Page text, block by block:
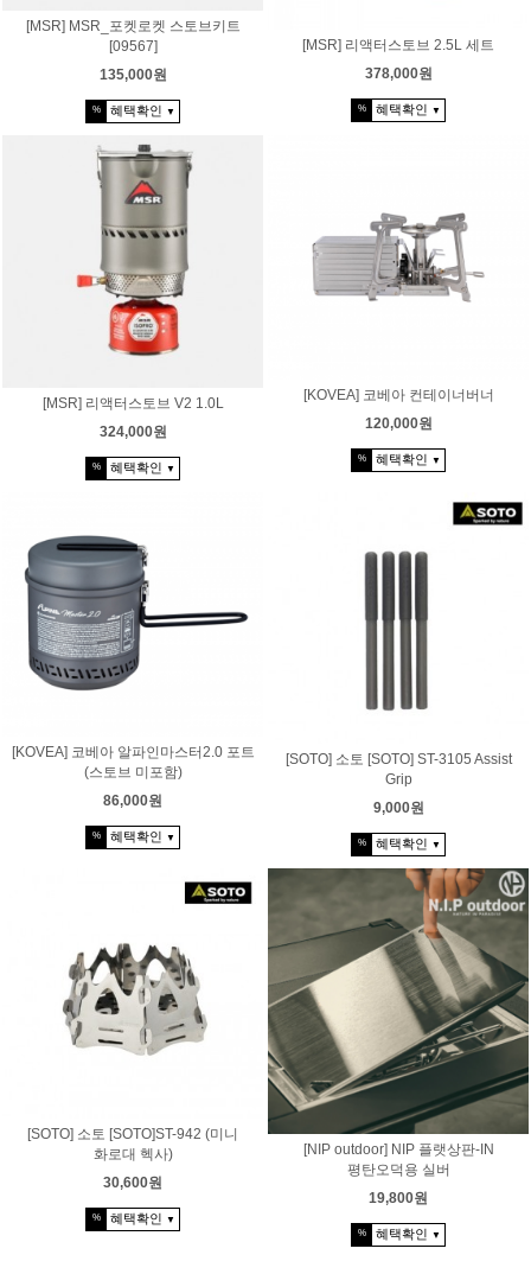
[MSR] MSR_포켓로켓 스토브키트
[09567]
135,000원
% 혜택확인 ▼
[MSR] 리액터스토브 2.5L 세트
378,000원
% 혜택확인 ▼
[MSR] 리액터스토브 V2 1.0L
324,000원
% 혜택확인 ▼
[KOVEA] 코베아 컨테이너버너
120,000원
% 혜택확인 ▼
[KOVEA] 코베아 알파인마스터2.0 포트
(스토브 미포함)
86,000원
% 혜택확인 ▼
[SOTO] 소토 [SOTO] ST-3105 Assist
Grip
9,000원
% 혜택확인 ▼
[SOTO] 소토 [SOTO]ST-942 (미니
화로대 헥사)
30,600원
% 혜택확인 ▼
[NIP outdoor] NIP 플랫상판-IN
평탄오덕용 실버
19,800원
% 혜택확인 ▼